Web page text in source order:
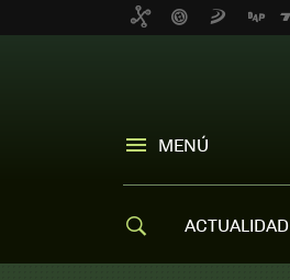
MENÚ
ACTUALIDAD